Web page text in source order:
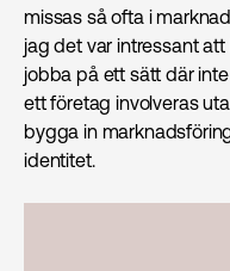
missas så ofta i
jag det var intressant
jobba på ett sätt där
ett företag involveras
bygga in
identitet.